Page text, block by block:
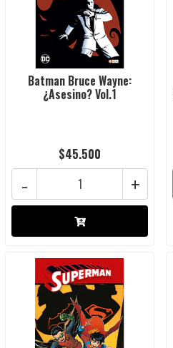
Batman Bruce Wayne:
¿Asesino? Vol.1
$45.500
+
-